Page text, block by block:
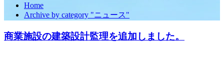
Home
Archive by category "ニュース"
商業施設の建築設計監理を追加しました。